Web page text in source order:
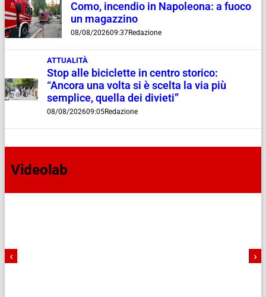
Como, incendio in Napoleona: a fuoco
un magazzino
08/08/202609:37Redazione
ATTUALITÀ
Stop alle biciclette in centro storico:
“Ancora una volta si è scelta la via più
semplice, quella dei divieti”
08/08/202609:05Redazione
Videolab
‹ ›